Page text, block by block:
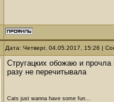
Дата: Четверг, 04.05.2017, 15:26 |
Стругацких обожаю и
разу не перечитывала
Cats just wanna have some fun...